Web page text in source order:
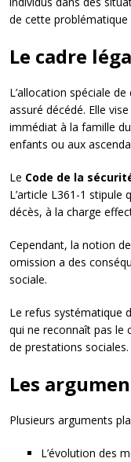
de cette
Le cadre
L’allocation spéciale
assuré décédé. Elle
immédiat à la famille
enfants ou aux
Le Code de la
L’article L361-1
décès, à la charge
Cependant, la notion de
omission a des
sociale.
Le refus systématique
qui ne reconnaît pas le
de prestations sociales.
Les
Plusieurs arguments
L’évolution des